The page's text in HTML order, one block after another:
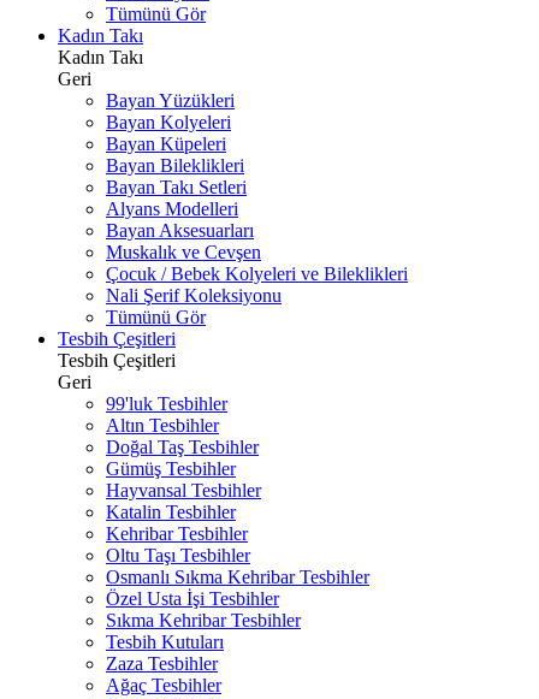
Tümünü Gör
Kadın Takı
Kadın Takı
Geri
Bayan Yüzükleri
Bayan Kolyeleri
Bayan Küpeleri
Bayan Bileklikleri
Bayan Takı Setleri
Alyans Modelleri
Bayan Aksesuarları
Muskalık ve Cevşen
Çocuk / Bebek Kolyeleri ve Bileklikleri
Nali Şerif Koleksiyonu
Tümünü Gör
Tesbih Çeşitleri
Tesbih Çeşitleri
Geri
99'luk Tesbihler
Altın Tesbihler
Doğal Taş Tesbihler
Gümüş Tesbihler
Hayvansal Tesbihler
Katalin Tesbihler
Kehribar Tesbihler
Oltu Taşı Tesbihler
Osmanlı Sıkma Kehribar Tesbihler
Özel Usta İşi Tesbihler
Sıkma Kehribar Tesbihler
Tesbih Kutuları
Zaza Tesbihler
Ağaç Tesbihler